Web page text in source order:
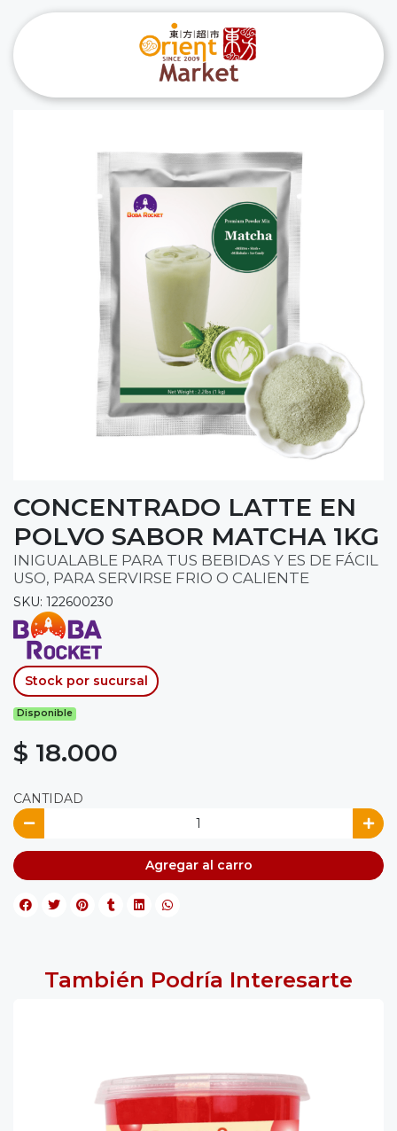
CONCENTRADO LATTE EN
POLVO SABOR MATCHA 1KG
INIGUALABLE PARA TUS BEBIDAS Y ES DE FÁCIL
USO, PARA SERVIRSE FRIO O CALIENTE
SKU: 122600230
Stock por sucursal
Disponible
$ 18.000
CANTIDAD
Agregar al carro
También Podría Interesarte